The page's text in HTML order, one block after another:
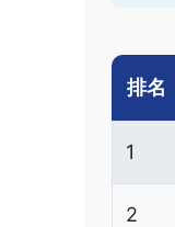
排名
1
2